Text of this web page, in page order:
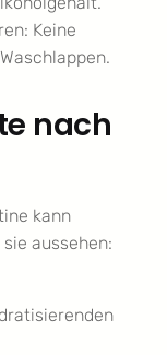
Keine
nach
kann
aussehen: